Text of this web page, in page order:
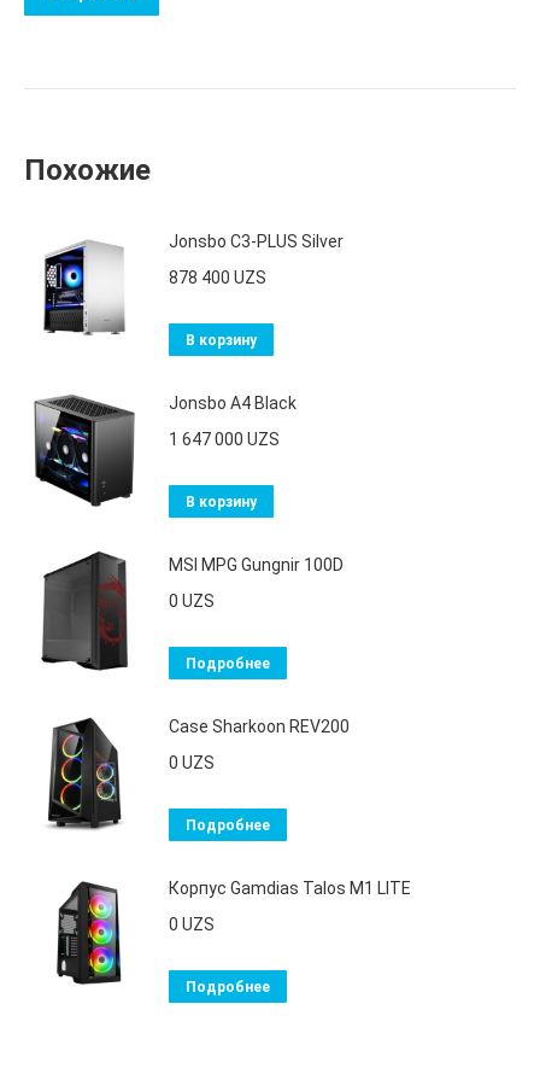
Похожие
Jonsbo C3-PLUS Silver
878 400 UZS
В корзину
Jonsbo A4 Black
1 647 000 UZS
В корзину
MSI MPG Gungnir 100D
0 UZS
Подробнее
Case Sharkoon REV200
0 UZS
Подробнее
Корпус Gamdias Talos M1 LITE
0 UZS
Подробнее